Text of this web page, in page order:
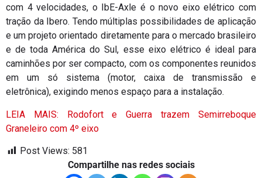
com 4 velocidades, o IbE-Axle é o novo eixo elétrico com
tração da Ibero. Tendo múltiplas possibilidades de aplicação
e um projeto orientado diretamente para o mercado brasileiro
e de toda América do Sul, esse eixo elétrico é ideal para
caminhões por ser compacto, com os componentes reunidos
em um só sistema (motor, caixa de transmissão e
eletrônica), exigindo menos espaço para a instalação.
LEIA MAIS: Rodofort e Guerra trazem Semirreboque
Graneleiro com 4º eixo
Post Views: 581
Compartilhe nas redes sociais